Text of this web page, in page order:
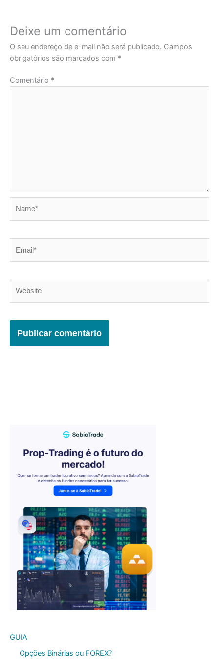
Deixe um comentário
O seu endereço de e-mail não será publicado. Campos
obrigatórios são marcados com *
Comentário *
GUIA
Opções Binárias ou FOREX?